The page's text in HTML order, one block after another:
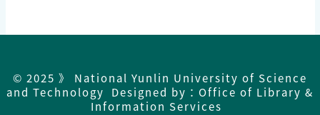
© 2025 》 National Yunlin University of Science
and Technology Designed by：Office of Library &
Information Services